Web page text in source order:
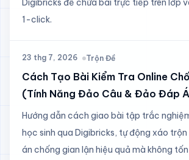
Digibricks để chữa bài trực tiếp trên lớp
1-click.
23 thg 7, 2026 Trộn Đề
Cách Tạo Bài Kiểm Tra Online
(Tính Năng Đảo Câu & Đảo Đáp
Hướng dẫn cách giao bài tập trắc
học sinh qua Digibricks, tự động xáo
án chống gian lận hiệu quả mà không